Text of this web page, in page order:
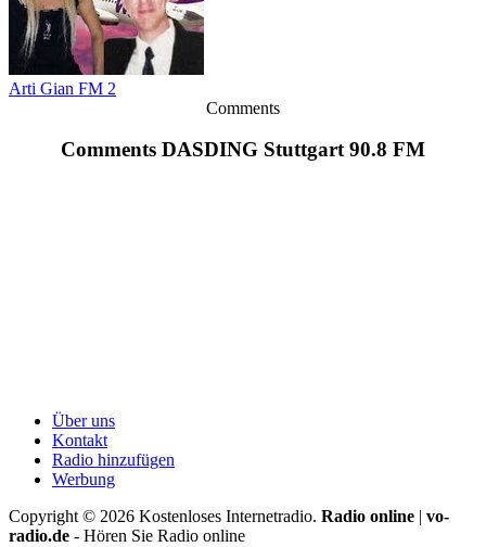
Arti Gian FM 2
Comments
Comments DASDING Stuttgart 90.8 FM
Über uns
Kontakt
Radio hinzufügen
Werbung
Copyright © 2026 Kostenloses Internetradio. Radio online | vo-
radio.de - Hören Sie Radio online